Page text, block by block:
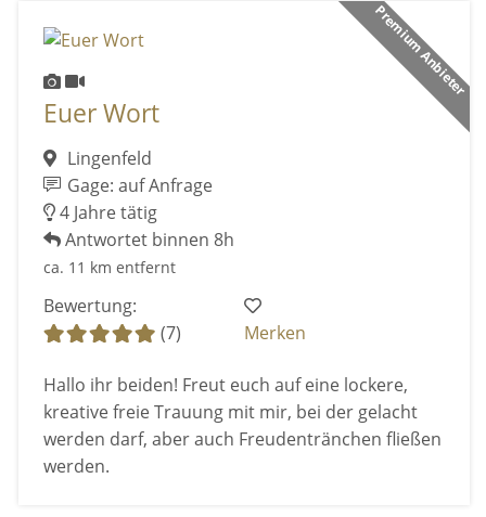
Premium Anbieter
Euer Wort
Lingenfeld
Gage: auf Anfrage
4 Jahre tätig
Antwortet binnen 8h
ca. 11 km entfernt
Bewertung:
(7)
Merken
Hallo ihr beiden! Freut euch auf eine lockere,
kreative freie Trauung mit mir, bei der gelacht
werden darf, aber auch Freudentränchen fließen
werden.